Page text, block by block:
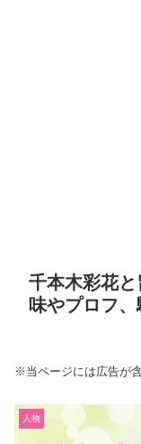
千本木彩花
味やプロフ
※当ページには広告が
人物